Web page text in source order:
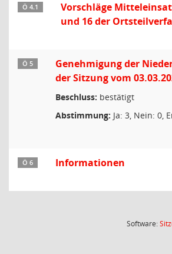
Ö 4.1
Vorschläge
und 16 der
Ö 5
Genehmigung der
der Sitzung vom
Beschluss: bestätigt
Abstimmung: Ja: 3, Nein: 0,
Ö 6 Informationen
Software: